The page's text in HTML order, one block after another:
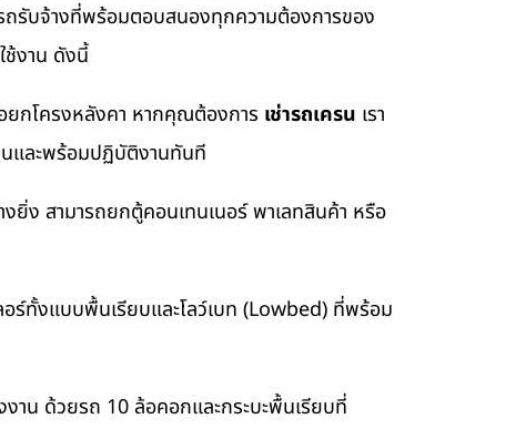
ถรับจ้างที่พร้อมตอบสนองทุกความต้องการของ
ช้งาน ดังนี้
กโครงหลังคา หากคุณต้องการ เช่ารถเครน เรา
และพร้อมปฏิบัติงานทันที
ยิ่ง สามารถยกตู้คอนเทนเนอร์ พาเลทสินค้า หรือ
ร์ทั้งแบบพื้นเรียบและโลว์เบท (Lowbed) ที่พร้อม
าน ด้วยรถ 10 ล้อคอกและกระบะพื้นเรียบที่